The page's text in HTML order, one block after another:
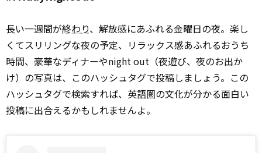
長い一週間が終わり、解放感にあふれる金曜日の夜。楽し
くてスリリングな夜の予定、リラックス感あふれるおうち
時間、豪華なディナーやnight out（夜遊び、夜のお出か
け）の写真は、このハッシュタグで投稿しましょう。この
ハッシュタグで検索すれば、英語圏の文化が分かる面白い
投稿に出合えるかもしれませんよ。